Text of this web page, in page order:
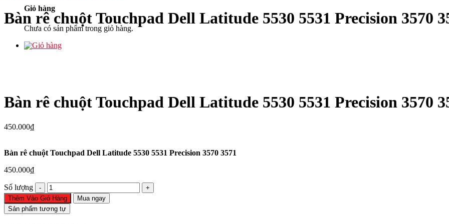
Giỏ hàng
Chưa có sản phẩm trong giỏ hàng.
Bàn rê chuột Touchpad Dell Latitude 5530 5531 Precision 3570
Bàn rê chuột Touchpad Dell Latitude 5530 5531 Precision 3570
450.000₫
Bàn rê chuột Touchpad Dell Latitude 5530 5531 Precision 3570 3571
450.000₫
Số lượng
Bàn
rê
chuột
Touchpad
Thêm Vào Giỏ Hàng
Mua ngay
Sản phẩm tương tự